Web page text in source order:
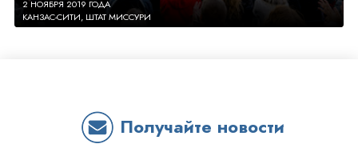
2 НОЯБРЯ 2019 ГОДА
КАНЗАС-СИТИ, ШТАТ МИССУРИ
Получайте новости